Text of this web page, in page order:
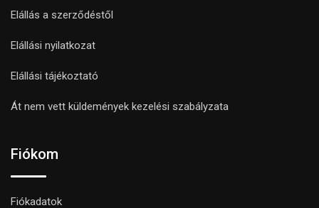
Elállás a szerződéstől
Elállási nyilatkozat
Elállási tájékoztató
Át nem vett küldemények kezelési szabályzata
Fiókom
Fiókadatok